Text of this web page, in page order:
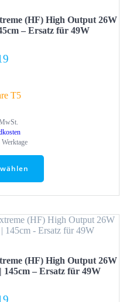
(HF) High Output 26W
– Ersatz für 49W
T5
Werktage
(HF) High Output 26W
145cm – Ersatz für 49W